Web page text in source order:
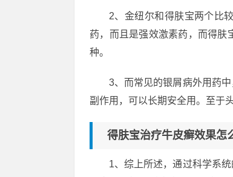
2、金纽尔和得肤宝两个比
药，而且是强效激素药，而得肤
种。
3、而常见的银屑病外用药
副作用，可以长期安全用。至于
得肤宝治疗牛皮癣效果怎
1、综上所述，通过科学系